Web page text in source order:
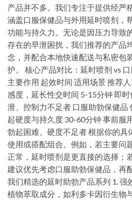
产品并不多。我们专注于提供经严
涵盖口服保健品与外用延时喷剂，
功能与持久力。无论是因压力导致
存在的早泄困扰，我们推荐的产品
念，并配合本地快速配送与私密包
护。 核心产品对比：延时喷剂 vs
主要作用 起效时间 适用场景 推荐
感度，延长性交时间 5-15分钟 即
泄、控制力不足者 口服助勃保健品
起硬度与持久度 30-60分钟 事前服
勃起困难、硬度不足者 根据你的具
使用或搭配组合。例如，若主要问
正常，延时喷剂是更直接的选择；
建议优先考虑口服助勃保健品，再
我们精选的延时助勃产品系列 1. 强
植物萃取成分，如利多卡因衍生物